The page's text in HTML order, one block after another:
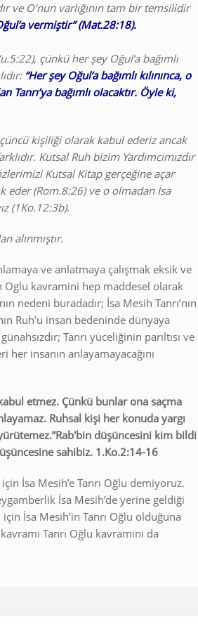
ve O’nun varlığının tam bir temsilidir
vermiştir” (Mat.28:18).
çünkü her şey Oğul’a bağımlı
“Her şey Oğul’a bağımlı kılınınca, o
Tanrı’ya bağımlı olacaktır. Öyle ki,
kişiliği olarak kabul ederiz ancak
Kutsal Ruh bizim Yardımcımızdır
Kutsal Kitap gerçeğine açar
eder (Rom.8:26) ve o olmadan İsa
(1Ko.12:3b).
alınmıştır.
ve anlatmaya çalışmak eksik ve
kavramini hep maddesel olarak
nedeni buradadır; İsa Mesih Tanrı’nın
Ruh’u insan bedeninde dünyaya
Tanrı yüceliğinin parıltısı ve
her insanın anlayamayacağını
etmez. Çünkü bunlar ona saçma
Ruhsal kişi her konuda yargı
düşüncesini kim bildi
sahibiz. 1.Ko.2:14-16
İsa Mesih’e Tanrı Oğlu demiyoruz.
İsa Mesih’de yerine geldiği
için İsa Mesih’in Tanrı Oğlu olduğuna
Tanrı Oğlu kavramını da